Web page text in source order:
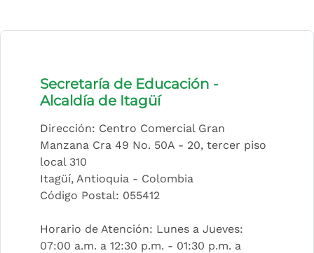
Secretaría de Educación -
Alcaldía de Itagüí
Dirección: Centro Comercial Gran
Manzana Cra 49 No. 50A - 20, tercer piso
local 310
Itagüí, Antioquia - Colombia
Código Postal: 055412
Horario de Atención: Lunes a Jueves:
07:00 a.m. a 12:30 p.m. - 01:30 p.m. a